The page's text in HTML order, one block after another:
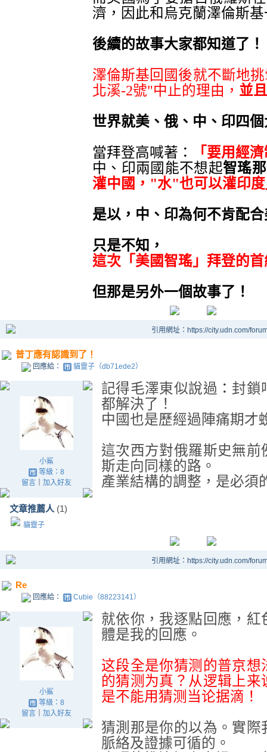
濟，因此和 烏克蘭澤倫斯
後續的故事大家都知道了 ！
澤倫斯基回國後就不斷地
北溪-2號"中止的理由， 並
世界就美 、 俄 、 中 、 印四
當拜登高喊著 ： 「 要用經
中、印兩國能不想起智瑤
灌中國，"水"也可以灌印
是以 ， 中、印為何不肯配
只是不知 ，
這次 「 美國智瑤 」 拜登的
但那是另外一個故事了 ！
引用網址：https://city.udn.com/
普丁應有認識到了！
回應給： 貓靈子（db71ede2）
小鯊
等級：8
留言｜ 加入好友
文章推薦人 (1)
貓靈子
記得毛澤東似說過 ： 封鎖
都解決了！
中國也是歷經過陣痛期才
這次西方對俄羅斯史無
斯走向同樣的路。
產業結構的調整，是必須
引用網址：https://city.udn.com/
Re
回應給： Cubie（88223141）
小鯊
等級：8
留言｜ 加入好友
就依你，我逐點回應，
體是我的回應。
这段全是你猜测的普京
的猜测为真？从逻辑上来
是不能用猜测当论据滴！
猜測那是你的以為。實
脈絡及證據可循的。